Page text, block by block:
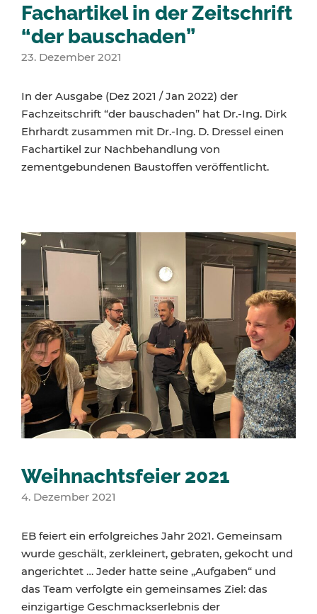
Fachartikel in der Zeitschrift
“der bauschaden”
23. Dezember 2021
In der Ausgabe (Dez 2021 / Jan 2022) der
Fachzeitschrift “der bauschaden” hat Dr.-Ing. Dirk
Ehrhardt zusammen mit Dr.-Ing. D. Dressel einen
Fachartikel zur Nachbehandlung von
zementgebundenen Baustoffen veröffentlicht.
Weihnachtsfeier 2021
4. Dezember 2021
EB feiert ein erfolgreiches Jahr 2021. Gemeinsam
wurde geschält, zerkleinert, gebraten, gekocht und
angerichtet … Jeder hatte seine „Aufgaben“ und
das Team verfolgte ein gemeinsames Ziel: das
einzigartige Geschmackserlebnis der